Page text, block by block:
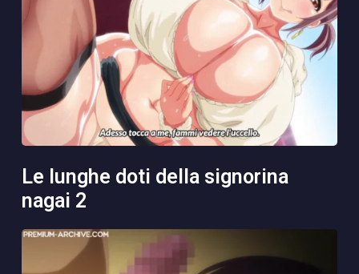
le lunghe doti della signorina
nagai 2